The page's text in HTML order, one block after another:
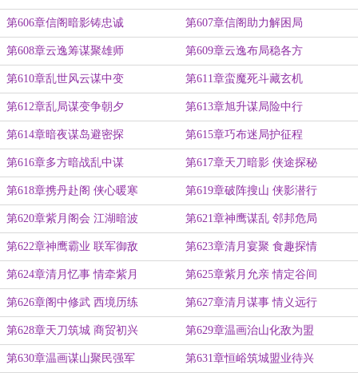
第606章信阁暗影铸忠诚 第607章信阁助力解困局
第608章云逸筹谋聚雄师 第609章云逸布局稳各方
第610章乱世风云谋中变 第611章蛮魔死斗藏玄机
第612章乱局谋变争朝夕 第613章旭升谋局险中行
第614章暗夜谋岛避密探 第615章巧布迷局护征程
第616章多方暗战乱中谋 第617章天刀暗影 侠途探秘
第618章携丹赴阁 侠心暖寒 第619章破阵搜山 侠影潜行
第620章紫月阁会 江湖暗波 第621章神鹰谋乱 邻邦危局
第622章神鹰霸业 联军御敌 第623章清月宴聚 食趣探情
第624章清月忆事 情牵紫月 第625章紫月允亲 情定谷间
第626章阁中修武 西境历练 第627章清月谋事 情义远行
第628章天刀筑城 商贸初兴 第629章温画治山化敌为盟
第630章温画谋山聚民强军 第631章恒峪筑城盟业待兴